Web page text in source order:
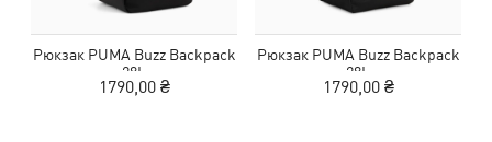
Рюкзак PUMA Buzz Backpack
28L
1790,00 ₴
Рюкзак PUMA Buzz Backpack
28L
1790,00 ₴